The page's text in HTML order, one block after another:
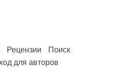
Рецензии
Поиск
для авторов